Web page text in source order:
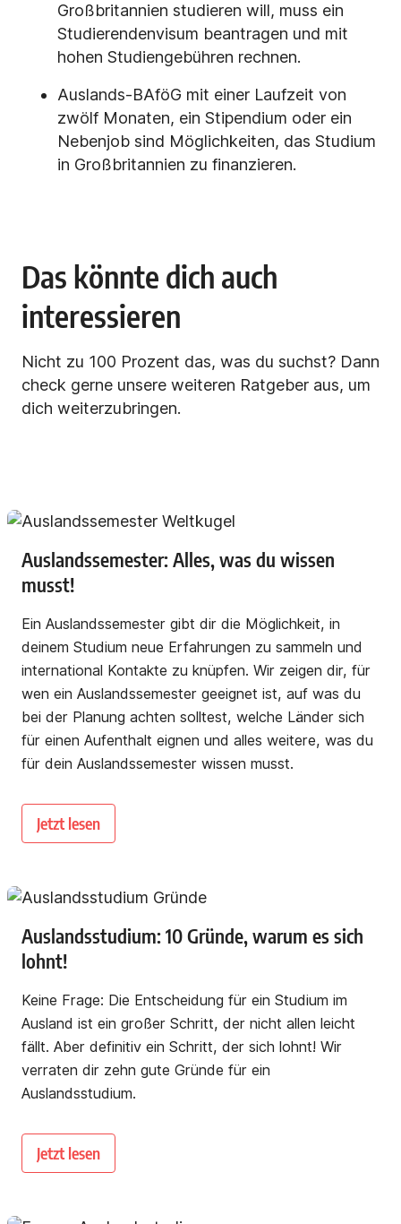
Großbritannien studieren will, muss ein
Studierendenvisum beantragen und mit
hohen Studiengebühren rechnen.
Auslands-BAföG mit einer Laufzeit von
zwölf Monaten, ein Stipendium oder ein
Nebenjob sind Möglichkeiten, das Studium
in Großbritannien zu finanzieren.
Das könnte dich auch
interessieren
Nicht zu 100 Prozent das, was du suchst? Dann
check gerne unsere weiteren Ratgeber aus, um
dich weiterzubringen.
Auslandssemester: Alles, was du wissen
musst!
Ein Auslandssemester gibt dir die Möglichkeit, in
deinem Studium neue Erfahrungen zu sammeln und
international Kontakte zu knüpfen. Wir zeigen dir, für
wen ein Auslandssemester geeignet ist, auf was du
bei der Planung achten solltest, welche Länder sich
für einen Aufenthalt eignen und alles weitere, was du
für dein Auslandssemester wissen musst.
Jetzt lesen
Auslandsstudium: 10 Gründe, warum es sich
lohnt!
Keine Frage: Die Entscheidung für ein Studium im
Ausland ist ein großer Schritt, der nicht allen leicht
fällt. Aber definitiv ein Schritt, der sich lohnt! Wir
verraten dir zehn gute Gründe für ein
Auslandsstudium.
Jetzt lesen